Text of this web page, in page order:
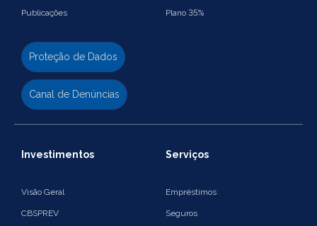
Publicações
Proteção de Dados
Canal de Denúncias
Plano 35%
Investimentos
Visão Geral
CBSPREV
Serviços
Empréstimos
Seguros